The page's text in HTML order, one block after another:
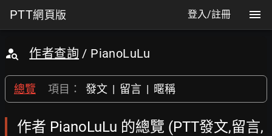
PTT網頁版 登入/註冊
作者查詢 / PianoLuLu
總覽 項目： 發文 | 留言 | 暱稱
作者 PianoLuLu 的總覽 (PTT發文,留言,